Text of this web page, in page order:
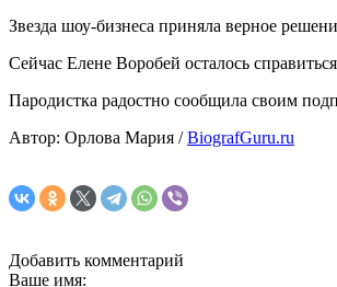
Звезда шоу-бизнеса приняла верное
Сейчас Елене Воробей осталось
Пародистка радостно сообщила своим
Автор: Орлова Мария /BiografGuru.ru
Добавить комментарий
Ваше имя: